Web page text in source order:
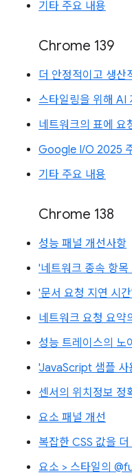
기타 주요 내용
Chrome 139
더 안정적이고 생
스타일링을 위해 AI
네트워크의 표에 요
Google I/O 2025
기타 주요 내용
Chrome 138
성능 패널 개선사항
'네트워크 종속 항
'문서 요청 지연 시
네트워크 요청 요약
성능 트레이스의 노
'JavaScript 샘플 사
센서의 위치정보 정
요소 패널 개선
복잡한 CSS 값을
요소 > 스타일의